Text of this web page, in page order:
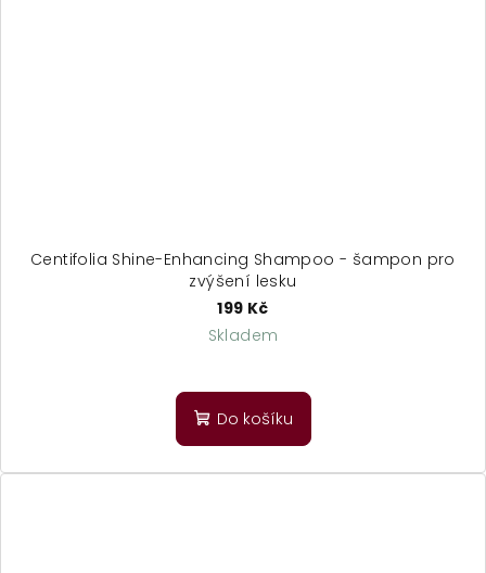
Centifolia Shine-Enhancing Shampoo - šampon pro
zvýšení lesku
199 Kč
Skladem
Do košíku